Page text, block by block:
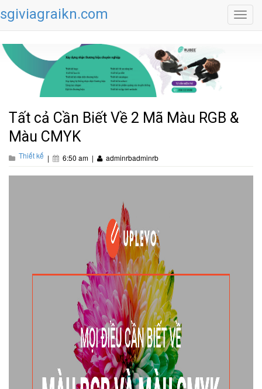
sgiviagraikn.com
Tất cả Cần Biết Về 2 Mã Màu RGB &
Màu CMYK
Thiết kế | 6:50 am | adminrbadminrb